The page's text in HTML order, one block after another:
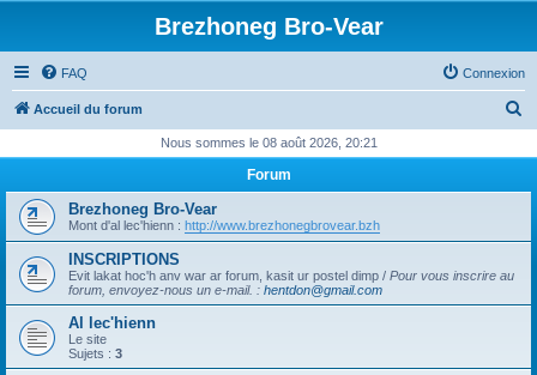
Brezhoneg Bro-Vear
FAQ Connexion
Accueil du forum
h
h
r
Nous sommes le 08 août 2026, 20:21
Forum
Brezhoneg Bro-Vear
Mont d'al lec'hienn : http://www.brezhonegbrovear.bzh
INSCRIPTIONS
Evit lakat hoc'h anv war ar forum, kasit ur postel dimp / Pour vous inscrire au
forum, envoyez-nous un e-mail. : hentdon@gmail.com
Al lec'hienn
Le site
Sujets : 3